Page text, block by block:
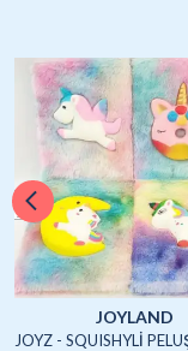
JOYLAND